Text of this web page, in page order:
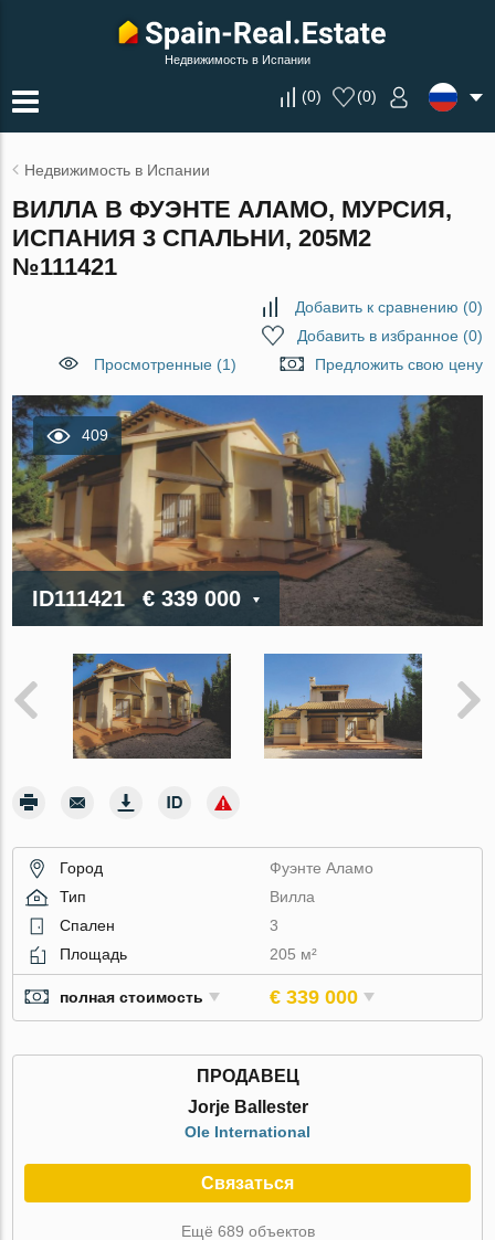
Недвижимость в Испании
(0) (0)
Недвижимость в Испании
ВИЛЛА В ФУЭНТЕ АЛАМО, МУРСИЯ,
ИСПАНИЯ 3 СПАЛЬНИ, 205М2
№111421
Добавить к сравнению (0)
Добавить в избранное(0)
Просмотренные (1)
Предложить свою цену
409
ID111421 € 339 000
Город
Фуэнте Аламо
Тип
Вилла
Спален
3
Площадь
205 м²
полная стоимость € 339 000
ПРОДАВЕЦ
Jorje Ballester
Ole International
Связаться
Ещё 689 объектов